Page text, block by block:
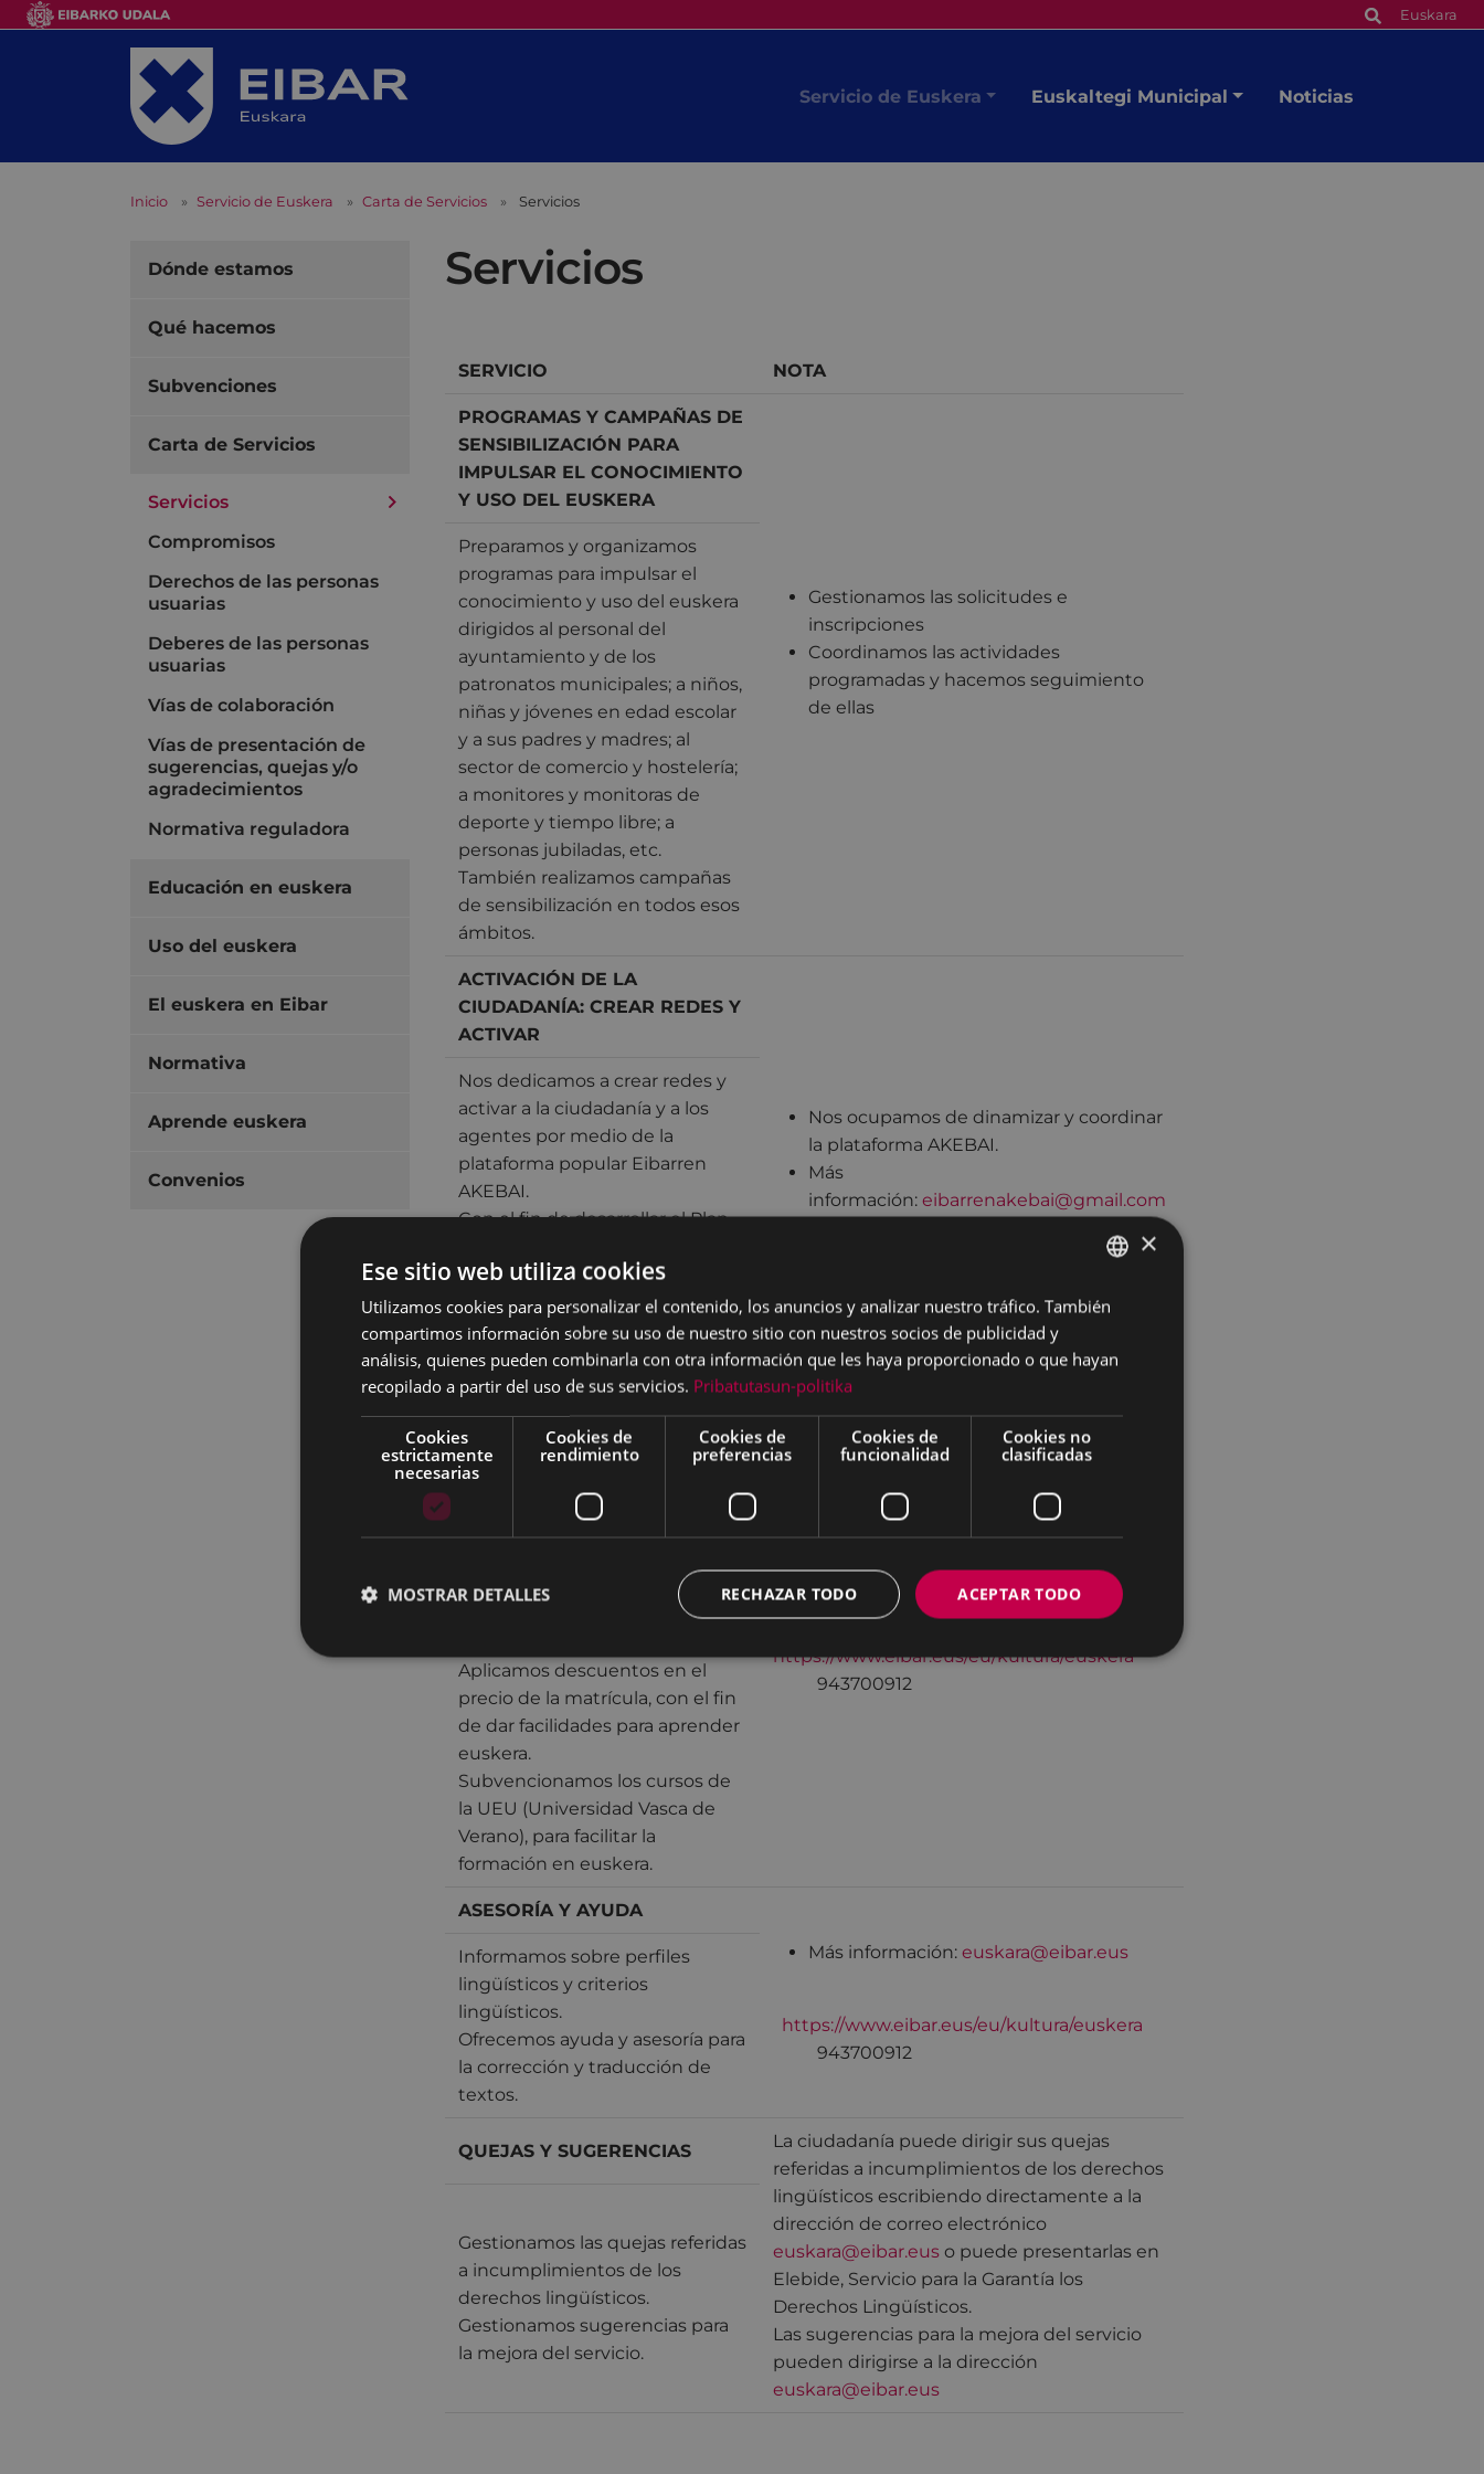
Euskara
Servicio de Euskera Euskaltegi Municipal Noticias
Inicio Servicio de Euskera Carta de Servicios Servicios
Servicios
SERVICIO NOTA
PROGRAMAS Y CAMPAÑAS DE
SENSIBILIZACIÓN PARA
IMPULSAR EL CONOCIMIENTO
Y USO DEL EUSKERA
Gestionamos las solicitudes e
inscripciones
Coordinamos las actividades
programadas y hacemos seguimiento
de ellas
Preparamos y organizamos
programas para impulsar el
conocimiento y uso del euskera
dirigidos al personal del
ayuntamiento y de los
patronatos municipales; a niños,
niñas y jóvenes en edad escolar
y a sus padres y madres; al
sector de comercio y hostelería;
a monitores y monitoras de
deporte y tiempo libre; a
personas jubiladas, etc.
También realizamos campañas
de sensibilización en todos esos
ámbitos.
ACTIVACIÓN DE LA
CIUDADANÍA: CREAR REDES Y
ACTIVAR
Nos ocupamos de dinamizar y coordinar
la plataforma AKEBAI.
Más
información: eibarrenakebai@gmail.com
Nos dedicamos a crear redes y
activar a la ciudadanía y a los
agentes por medio de la
plataforma popular Eibarren
AKEBAI.
Con el fin de desarrollar el Plan
impulsamos la participación
ciudadana, creando mesas de
trabajo de los diferentes
ámbitos y ayudando a llevar a
cabo las acciones que se
organizan en dichas mesas.
SUBVENCIONES
Mas información:euskara@eibar.eus
https://www.eibar.eus/eu/kultura/euskera
943700912
Concedemos ayudas
nominativas a asociaciones
proyectos dirigidos a mejorar el
conocimiento del euskera, su
Aplicamos descuentos en el
precio de la matrícula, con el fin
de dar facilidades para aprender
euskera.
Subvencionamos los cursos de
la UEU (Universidad Vasca de
Verano), para facilitar la
formación en euskera.
ASESORÍA Y AYUDA
Más información: euskara@eibar.eus
https://www.eibar.eus/eu/kultura/euskera
943700912
Informamos sobre perfiles
lingüísticos y criterios
lingüísticos.
Ofrecemos ayuda y asesoría para
la corrección y traducción de
textos.
QUEJAS Y SUGERENCIAS
La ciudadanía puede dirigir sus quejas
referidas a incumplimientos de los derechos
lingüísticos escribiendo directamente a la
dirección de correo electrónico
euskara@eibar.eus o puede presentarlas en
Elebide, Servicio para la Garantía los
Derechos Lingüísticos.
Las sugerencias para la mejora del servicio
pueden dirigirse a la dirección
euskara@eibar.eus
Gestionamos las quejas referidas
a incumplimientos de los
derechos lingüísticos.
Gestionamos sugerencias para
la mejora del servicio.
Dónde estamos
Qué hacemos
Subvenciones
Carta de Servicios
Servicios
Compromisos
Derechos de las personas
usuarias
Deberes de las personas
usuarias
Vías de colaboración
Vías de presentación de
sugerencias, quejas y/o
agradecimientos
Normativa reguladora
Educación en euskera
Uso del euskera
El euskera en Eibar
Normativa
Aprende euskera
Convenios
BASQUE
×
Ese sitio web utiliza cookies
Utilizamos cookies para personalizar el contenido, los anuncios y analizar nuestro tráfico. También
compartimos información sobre su uso de nuestro sitio con nuestros socios de publicidad y
análisis, quienes pueden combinarla con otra información que les haya proporcionado o que hayan
recopilado a partir del uso de sus servicios. Pribatutasun-politika
Cookies
estrictamente
necesarias
Cookies de
rendimiento
Cookies de
preferencias
Cookies de
funcionalidad
Cookies no
clasificadas
ACEPTAR TODO
RECHAZAR TODO
MOSTRAR DETALLES